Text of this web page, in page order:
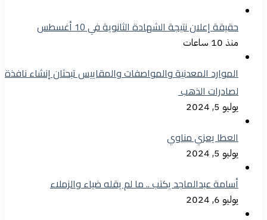
حقيقة إعلان نتيجة الشهادة الثانوية في 10 أغسطس
منذ 10 ساعات
الموارد المعدنية والمواصفات والمقاييس تبحثان إنشاء نافذة
لصادرات الذهب
يوليو 5, 2024
العطا يعزي مناوي
يوليو 5, 2024
أسامة عبدالماجد يكتب .. ما لم يقله ضياء والزملاء
يوليو 6, 2024